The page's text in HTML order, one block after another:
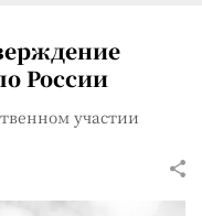
России
участии